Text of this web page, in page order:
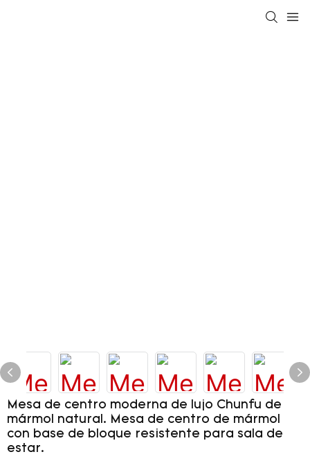
Mesa de centro moderna de lujo Chunfu de
mármol natural. Mesa de centro de mármol
con base de bloque resistente para sala de
estar.